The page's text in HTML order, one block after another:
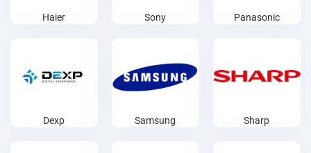
Haier Sony Panasonic
Dexp Samsung Sharp